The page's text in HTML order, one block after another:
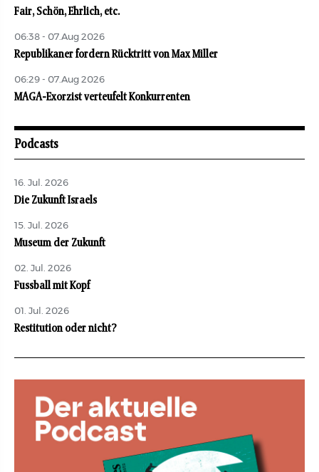
Fair, Schön, Ehrlich, etc.
06:38 - 07.Aug 2026
Republikaner fordern Rücktritt von Max Miller
06:29 - 07.Aug 2026
MAGA-Exorzist verteufelt Konkurrenten
Podcasts
16. Jul. 2026
Die Zukunft Israels
15. Jul. 2026
Museum der Zukunft
02. Jul. 2026
Fussball mit Kopf
01. Jul. 2026
Restitution oder nicht?